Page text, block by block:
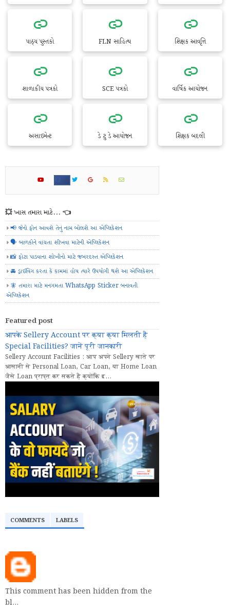
પાઠ્ય પુસ્તકો FLN સાહિત્ય શિક્ષક આવૃત્તિ
શાળાકીય પત્રકો SCE પત્રકો વાર્ષિક આયોજન
અસાઇમેન્ટ ડે ટુ ડે આયોજન શિક્ષક બદલી
💥 ખાસ તમારા માટે... 👈
📢 જેનો ફોન આવશે તેનું નામ બોલશે આ એપ્લિકેશન
🗣️ બાળકોને વાંચતા શીખવા માટેની એપ્લિકેશન
📸 ફોટા પાડવાના શોખીનો માટે જબરદસ્ત એપ્લિકેશન
🚘 ડ્રાઈવિંગ કરતા કે કામમાં હોય ત્યારે ઉપયોગી થશે આ એપ્લિકેશન
🧚 તમારા માટે મનગમતા WhatsApp Sticker બનાવતી
એપ્લિકેશન
Featured post
आपके Sellery Account पर क्या क्या मिलती हैं
Special Facilities? जानें पूरी जानकारी
Sellery Account Facilities : आप अपने Sellery खाते पर
आसानी से Personal Loan, Car Loan, या Home Loan
जैसे Loan प्राप्त कर सकते हैं क्योंकि इ...
COMMENTS LABELS
This comment has been hidden from the
bl…